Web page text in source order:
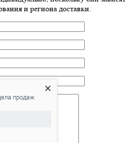
и региона доставки.
продаж